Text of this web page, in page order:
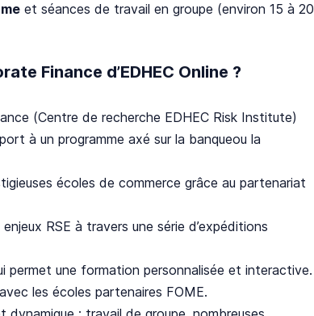
et séances de travail en groupe (environ 15 à 20
Finance d’EDHEC Online ?
(Centre de recherche EDHEC Risk Institute)
à un programme axé sur la banqueou la
écoles de commerce grâce au partenariat
RSE à travers une série d’expéditions
permet une formation personnalisée et interactive.
les écoles partenaires FOME.